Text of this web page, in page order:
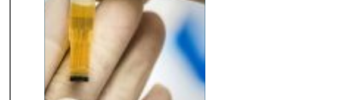
Västerås längtar efter...